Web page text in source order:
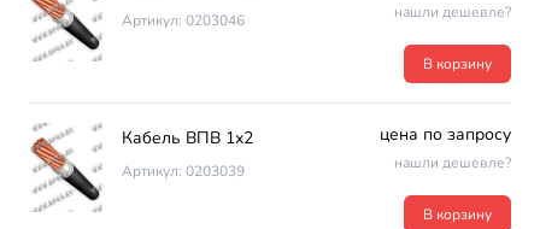
Артикул: 0203046 нашли дешевле?
В корзину
Кабель ВПВ 1х2
Артикул: 0203039
цена по запросу
нашли дешевле?
В корзину